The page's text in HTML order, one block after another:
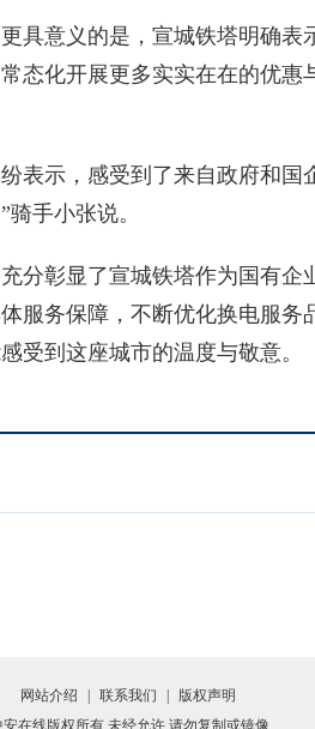
意义的是，宣城铁塔明确表
态化开展更多实实在在的优
示，感受到了来自政府和国
手小张说。
彰显了宣城铁塔作为国有企
服务保障，不断优化换电服
受到这座城市的温度与敬意。
网站介绍 联系我们
版权声明
安在线版权所有 未经允许 请勿复制或镜像